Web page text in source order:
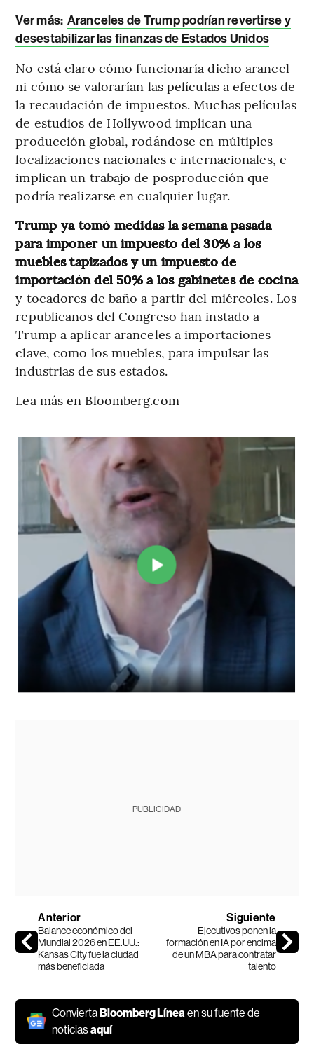
Ver más: Aranceles de Trump podrían revertirse y
desestabilizar las finanzas de Estados Unidos
No está claro cómo funcionaría dicho arancel
ni cómo se valorarían las películas a efectos de
la recaudación de impuestos. Muchas películas
de estudios de Hollywood implican una
producción global, rodándose en múltiples
localizaciones nacionales e internacionales, e
implican un trabajo de posproducción que
podría realizarse en cualquier lugar.
Trump ya tomó medidas la semana pasada
para imponer un impuesto del 30% a los
muebles tapizados y un impuesto de
importación del 50% a los gabinetes de cocina
y tocadores de baño a partir del miércoles. Los
republicanos del Congreso han instado a
Trump a aplicar aranceles a importaciones
clave, como los muebles, para impulsar las
industrias de sus estados.
Lea más en Bloomberg.com
PUBLICIDAD
Anterior
Balance económico del
Mundial 2026 en EE.UU.:
Kansas City fue la ciudad
más beneficiada
Siguiente
Ejecutivos ponen la
formación en IA por encima
de un MBA para contratar
talento
ConviertaBloomberg Línea en su fuente de
noticiasaquí